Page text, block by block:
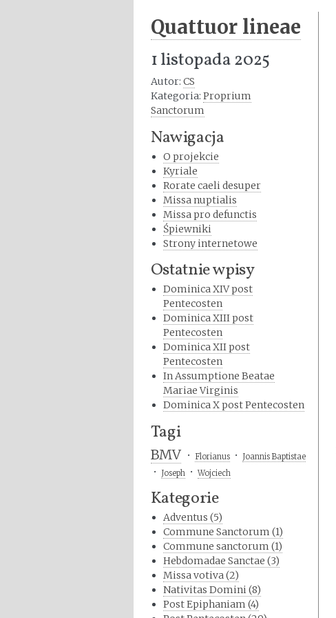
Quattuor lineae
1 listopada 2025
Autor: CS
Kategoria: Proprium
Sanctorum
Nawigacja
O projekcie
Kyriale
Rorate caeli desuper
Missa nuptialis
Missa pro defunctis
Śpiewniki
Strony internetowe
Ostatnie wpisy
Dominica XIV post
Pentecosten
Dominica XIII post
Pentecosten
Dominica XII post
Pentecosten
In Assumptione Beatae
Mariae Virginis
Dominica X post Pentecosten
Tagi
BMV Florianus
Joannis Baptistae
Joseph
Wojciech
Kategorie
Adventus (5)
Commune Sanctorum (1)
Commune sanctorum (1)
Hebdomadae Sanctae (3)
Missa votiva (2)
Nativitas Domini (8)
Post Epiphaniam (4)